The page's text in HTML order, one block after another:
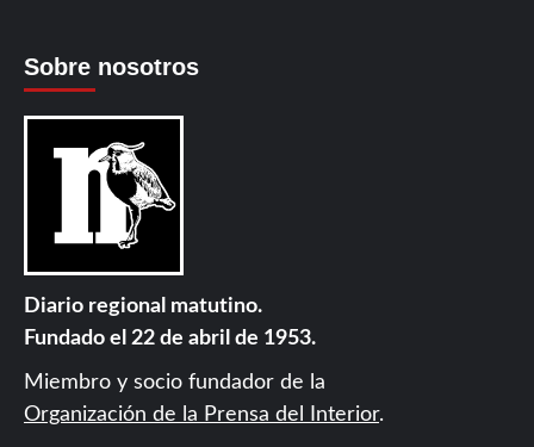
Sobre nosotros
Diario regional matutino.
Fundado el 22 de abril de 1953.
Miembro y socio fundador de la
Organización de la Prensa del Interior.